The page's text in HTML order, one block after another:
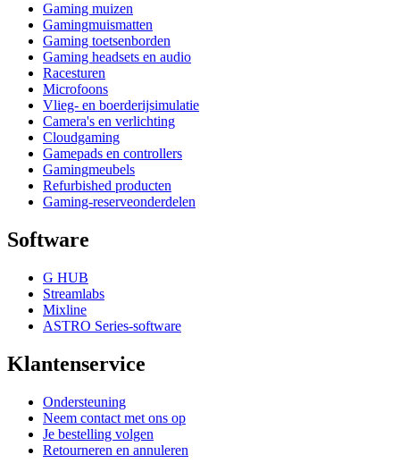
Gaming muizen
Gamingmuismatten
Gaming toetsenborden
Gaming headsets en audio
Racesturen
Microfoons
Vlieg- en boerderijsimulatie
Camera's en verlichting
Cloudgaming
Gamepads en controllers
Gamingmeubels
Refurbished producten
Gaming-reserveonderdelen
Software
G HUB
Streamlabs
Mixline
ASTRO Series-software
Klantenservice
Ondersteuning
Neem contact met ons op
Je bestelling volgen
Retourneren en annuleren